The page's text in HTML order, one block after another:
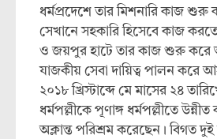
ধর্মপ্রদেশে তার মিশনারি কাজ শুরু
সেখানে সহকারি হিসেবে কাজ
ও জয়পুর হাটে তার কাজ শুরু করে
যাজকীয় সেবা দায়িত্ব পালন করে
২০১৮ খ্রিস্টাব্দে মে মাসের ২৪
ধর্মপল্লীকে পূণাঙ্গ ধর্মপল্লীতে
অক্লান্ত পরিশ্রম করেছেন। বিগত